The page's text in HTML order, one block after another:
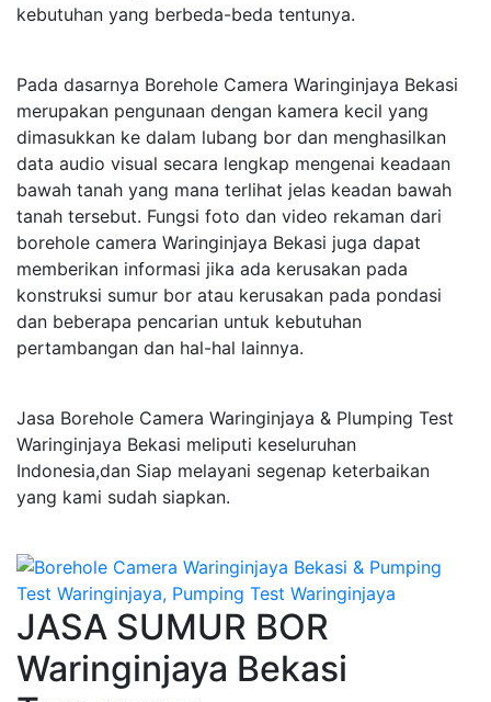
kebutuhan yang berbeda-beda tentunya.
Pada dasarnya Borehole Camera Waringinjaya Bekasi
merupakan pengunaan dengan kamera kecil yang
dimasukkan ke dalam lubang bor dan menghasilkan
data audio visual secara lengkap mengenai keadaan
bawah tanah yang mana terlihat jelas keadan bawah
tanah tersebut. Fungsi foto dan video rekaman dari
borehole camera Waringinjaya Bekasi juga dapat
memberikan informasi jika ada kerusakan pada
konstruksi sumur bor atau kerusakan pada pondasi
dan beberapa pencarian untuk kebutuhan
pertambangan dan hal-hal lainnya.
Jasa Borehole Camera Waringinjaya & Plumping Test
Waringinjaya Bekasi meliputi keseluruhan
Indonesia,dan Siap melayani segenap keterbaikan
yang kami sudah siapkan.
JASA SUMUR BOR
Waringinjaya Bekasi